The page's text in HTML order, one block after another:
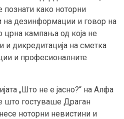
како ноторни
на дезинформации и говор на
црна кампања од која не
и дикредитација на сметка
и професионалните
„Што не е јасно?“ на Алфа
што гостуваше Драган
ноторни невистини и